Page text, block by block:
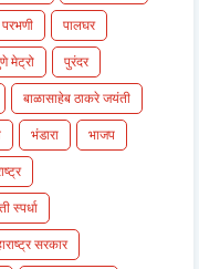
परभणी
पालघर
मेट्रो
पुरंदर
बाळासाहेब ठाकरे जयंती
भंडारा
भाजप
स्पर्धा
सरकार